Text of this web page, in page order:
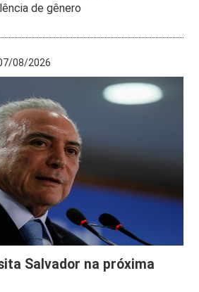
de gênero
08/2026
Salvador na próxima